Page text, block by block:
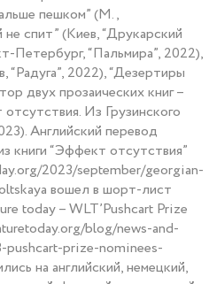
пешком” (М.,
спит” (Киев, “Друкарский
Петербург, “Пальмира”, 2022),
“Радуга”, 2022), “Дезертиры
двух прозаических книг –
Из Грузинского
Английский перевод
книги “Эффект отсутствия”
2023/september/georgian-
вошел в шорт-лист
today – WLT’Pushcart Prize
blog/news-and-
pushcart-prize-nominees-
на английский, немецкий,